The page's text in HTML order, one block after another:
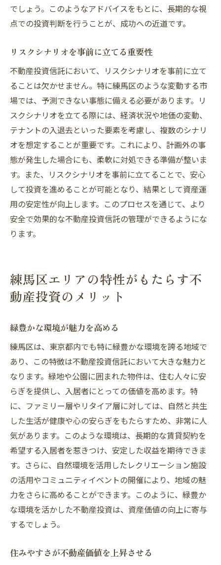
でしょう。このようなアドバイスをもとに、長期的な視
点での投資判断を行うことが、成功への近道です。
リスクシナリオを事前に立てる重要性
不動産投資信託において、リスクシナリオを事前に立て
ることは欠かせません。特に練馬区のような変動する市
場では、予測できない事態に備える必要があります。リ
スクシナリオを立てる際には、経済状況や地価の変動、
テナントの入退去といった要素を考慮し、複数のシナリ
オを想定することが重要です。これにより、計画外の事
態が発生した場合にも、柔軟に対処できる準備が整いま
す。また、リスクシナリオを事前に立てることで、安心
して投資を進めることが可能となり、結果として資産運
用の安定性が向上します。このプロセスを通じて、より
安全で効果的な不動産投資信託の管理ができるようにな
ります。
練馬区エリアの特性がもたらす不
動産投資のメリット
緑豊かな環境が魅力を高める
練馬区は、東京都内でも特に緑豊かな環境を誇る地域で
あり、この特徴は不動産投資信託において大きな魅力と
なります。緑地や公園に囲まれた物件は、住む人々に安
らぎを提供し、入居者にとっての価値を高めます。特
に、ファミリー層やリタイア層に対しては、自然と共生
した生活が健康や心の安らぎをもたらすため、非常に人
気があります。このような環境は、長期的な賃貸契約を
希望する入居者を惹きつけ、安定した収益を期待できま
す。さらに、自然環境を活用したレクリエーション施設
の活用やコミュニティイベントの開催により、地域の魅
力をさらに高めることができます。このように、緑豊か
な環境を活かした不動産投資は、資産価値の向上に寄与
するでしょう。
住みやすさが不動産価値を上昇させる